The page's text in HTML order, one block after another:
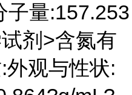
子量:157.253
剂>含氮有
观与性状: